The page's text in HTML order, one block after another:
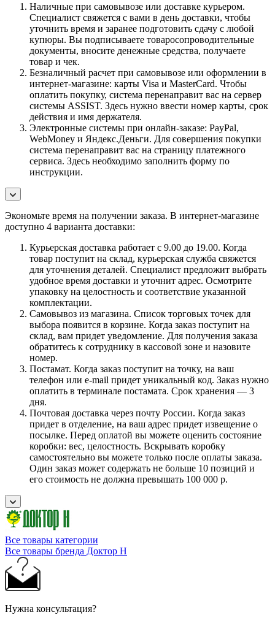
Наличные при самовывозе или доставке курьером.
Специалист свяжется с вами в день доставки, чтобы
уточнить время и заранее подготовить сдачу с любой
купюры. Вы подписываете товаросопроводительные
документы, вносите денежные средства, получаете
товар и чек.
Безналичный расчет при самовывозе или оформлении в
интернет-магазине: карты Visa и MasterCard. Чтобы
оплатить покупку, система перенаправит вас на сервер
системы ASSIST. Здесь нужно ввести номер карты, срок
действия и имя держателя.
Электронные системы при онлайн-заказе: PayPal,
WebMoney и Яндекс.Деньги. Для совершения покупки
система перенаправит вас на страницу платежного
сервиса. Здесь необходимо заполнить форму по
инструкции.
Экономьте время на получении заказа. В интернет-магазине
доступно 4 варианта доставки:
Курьерская доставка работает с 9.00 до 19.00. Когда
товар поступит на склад, курьерская служба свяжется
для уточнения деталей. Специалист предложит выбрать
удобное время доставки и уточнит адрес. Осмотрите
упаковку на целостность и соответствие указанной
комплектации.
Самовывоз из магазина. Список торговых точек для
выбора появится в корзине. Когда заказ поступит на
склад, вам придет уведомление. Для получения заказа
обратитесь к сотруднику в кассовой зоне и назовите
номер.
Постамат. Когда заказ поступит на точку, на ваш
телефон или e-mail придет уникальный код. Заказ нужно
оплатить в терминале постамата. Срок хранения — 3
дня.
Почтовая доставка через почту России. Когда заказ
придет в отделение, на ваш адрес придет извещение о
посылке. Перед оплатой вы можете оценить состояние
коробки: вес, целостность. Вскрывать коробку
самостоятельно вы можете только после оплаты заказа.
Один заказ может содержать не больше 10 позиций и
его стоимость не должна превышать 100 000 р.
Все товары категории
Все товары бренда Доктор Н
Нужна консультация?